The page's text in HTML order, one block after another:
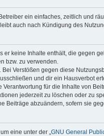
ein einfaches, zeitlich und
auch nach Kündigung des
er keine Inhalte enthält, die gegen
bzw. zu verwenden.
Verstößen gegen diese
und dir ein Hausverbot
für die Inhalte von
jederzeit zu löschen oder zu
Beiträge abzuändern, sofern sie
eine unter der „ GNU General